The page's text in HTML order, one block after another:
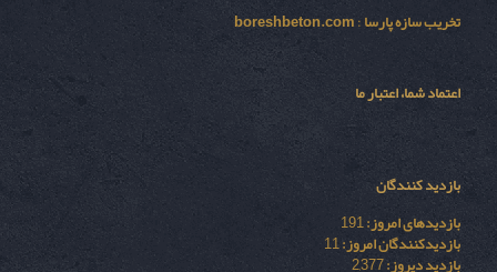
تخریب سازه پارسا:
boreshbeton.com
اعتماد شما، اعتبار ما
بازدید کنندگان
بازدیدهای امروز:191
بازدیدکنندگان امروز:11
بازدید دیروز:2,377